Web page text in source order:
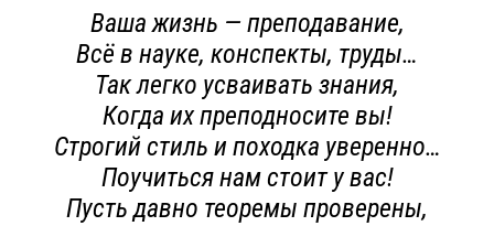
Ваша жизнь — преподавание,
Всё в науке, конспекты, труды…
Так легко усваивать знания,
Когда их преподносите вы!
Строгий стиль и походка уверенно…
Поучиться нам стоит у вас!
Пусть давно теоремы проверены,